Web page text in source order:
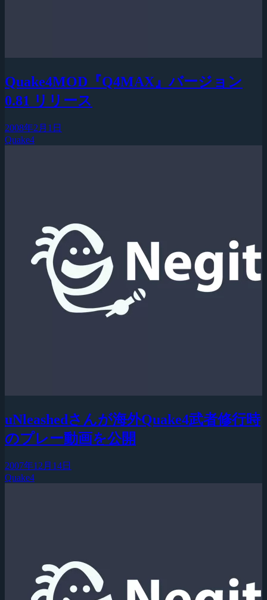
Quake4MOD『Q4MAX』バージョン
0.81 リリース
2008年2月1日
Quake4
uNleashedさんが海外Quake4武者修行時
のプレー動画を公開
2007年12月14日
Quake4